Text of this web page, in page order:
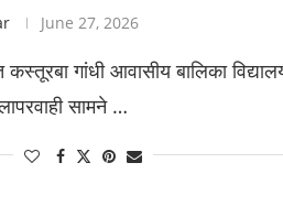
June 27, 2026
गांधी आवासीय बालिका
सामने …